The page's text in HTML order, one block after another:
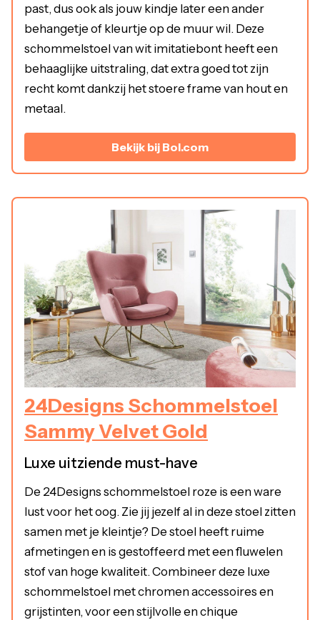
past, dus ook als jouw kindje later een ander
behangetje of kleurtje op de muur wil. Deze
schommelstoel van wit imitatiebont heeft een
behaaglijke uitstraling, dat extra goed tot zijn
recht komt dankzij het stoere frame van hout en
metaal.
Bekijk bij Bol.com
24Designs Schommelstoel
Sammy Velvet Gold
Luxe uitziende must-have
De 24Designs schommelstoel roze is een ware
lust voor het oog. Zie jij jezelf al in deze stoel zitten
samen met je kleintje? De stoel heeft ruime
afmetingen en is gestoffeerd met een fluwelen
stof van hoge kwaliteit. Combineer deze luxe
schommelstoel met chromen accessoires en
grijstinten, voor een stijlvolle en chique